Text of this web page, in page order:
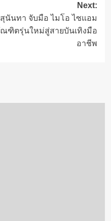
Next:
นันทา จับมือ ไมโอ ไซแอม
ฑิตรุ่นใหม่สู่สายบันเทิงมือ
อาชีพ